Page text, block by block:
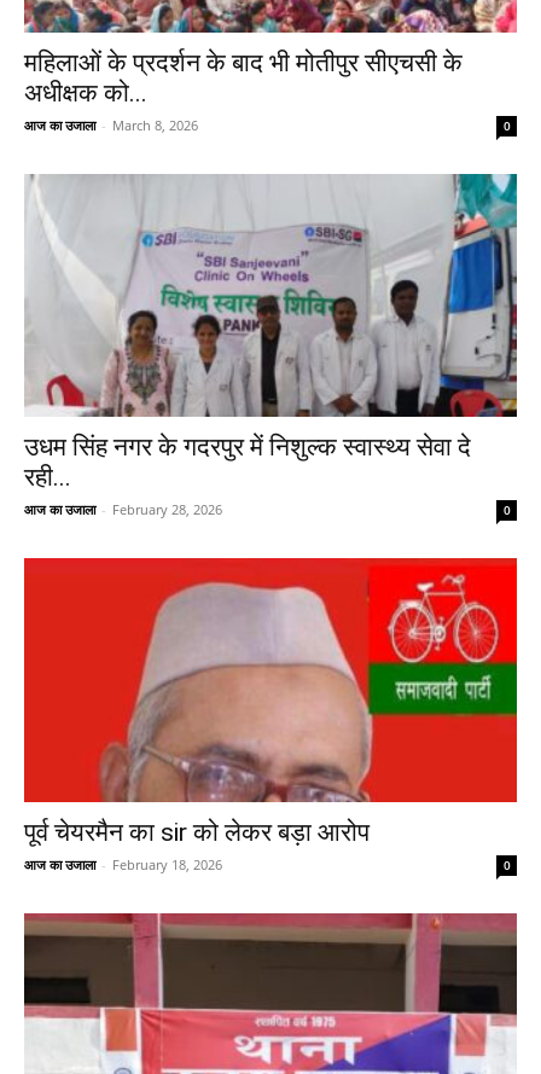
महिलाओं के प्रदर्शन के बाद भी मोतीपुर सीएचसी के
अधीक्षक को...
आज का उजाला - March 8, 2026 0
उधम सिंह नगर के गदरपुर में निशुल्क स्वास्थ्य सेवा दे
रही...
आज का उजाला - February 28, 2026 0
पूर्व चेयरमैन का sir को लेकर बड़ा आरोप
आज का उजाला - February 18, 2026 0